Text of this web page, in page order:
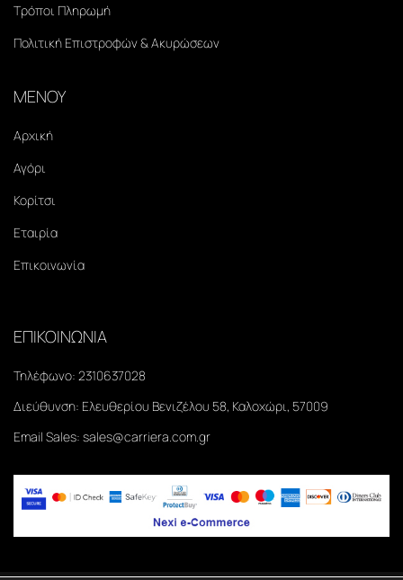
Τρόποι Πληρωμή
Πολιτική Επιστροφών & Ακυρώσεων
ΜΕΝΟΥ
Αρχική
Αγόρι
Κορίτσι
Εταιρία
Επικοινωνία
ΕΠΙΚΟΙΝΩΝΙΑ
Τηλέφωνο: 2310637028
Διεύθυνση: Ελευθερίου Βενιζέλου 58, Καλοχώρι, 57009
Email Sales: sales@carriera.com.gr